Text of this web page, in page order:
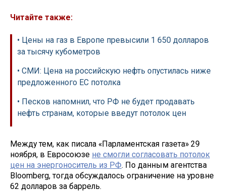
Читайте также:
• Цены на газ в Европе превысили 1 650 долларов
за тысячу кубометров
• СМИ: Цена на российскую нефть опустилась ниже
предложенного ЕС потолка
• Песков напомнил, что РФ не будет продавать
нефть странам, которые введут потолок цен
Между тем, как писала «Парламентская газета» 29
ноября, в Евросоюзе не смогли согласовать потолок
цен на энергоноситель из РФ. По данным агентства
Bloomberg, тогда обсуждалось ограничение на уровне
62 долларов за баррель.